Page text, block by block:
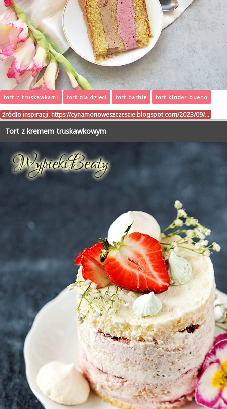
tort z truskawkami tort dla dzieci tort barbie tort kinder bueno
źródło inspiracji: https://cynamonoweszczescie.blogspot.com/2023/09/…
Tort z kremem truskawkowym